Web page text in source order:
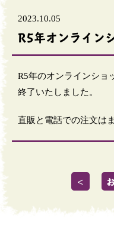
2023.10.05
R5年オンライン
R5年のオンラインショ
終了いたしました。
直販と電話での注文は
＜